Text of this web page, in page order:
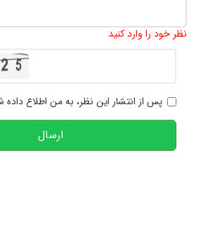
نظر خود را وارد کنید
پس از انتشار این نظر، به من اطلاع داده
ارسال